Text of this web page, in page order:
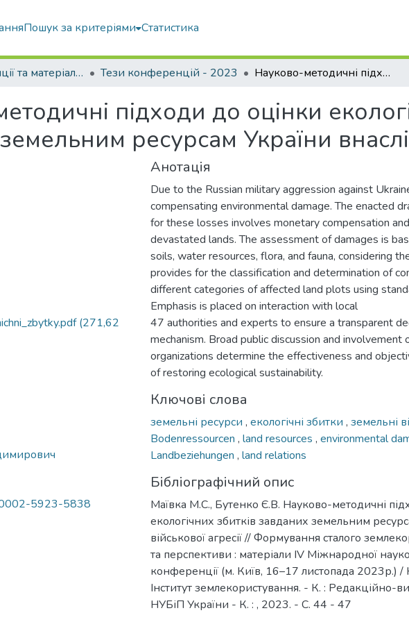
Пошук за критеріями Статистика
Конференції та матеріали конференцій Тези конференцій - 2023 Науково-методичні підходи до оцінки екологічних збитків завданих земельним ресурсам України внаслідок військової агресії
підходи до оцінки
ресурсам України
(271,62
5923-5838
Анотація
Due to the Russian military aggression against
compensating environmental damage. The enacted
for these losses involves monetary compensation
devastated lands. The assessment of damages is
soils, water resources, flora, and fauna, considering
provides for the classification and determination of
different categories of affected land plots using
Emphasis is placed on interaction with local
47 authorities and experts to ensure a transparent
mechanism. Broad public discussion and involvement
organizations determine the effectiveness and
of restoring ecological sustainability.
Ключові слова
земельні ресурси , екологічні збитки , земельні
Bodenressourcen , land resources , environmental
Landbeziehungen , land relations
Бібліографічний опис
Маївка М.С., Бутенко Є.В. Науково-методичні
екологічних збитків завданих земельним
військової агресії // Формування сталого
та перспективи : матеріали ІV Міжнародної
конференції (м. Київ, 16–17 листопада 2023р.)
Інститут землекористування. - К. : Редакційно-
НУБіП України - К. : , 2023. - С. 44 - 47